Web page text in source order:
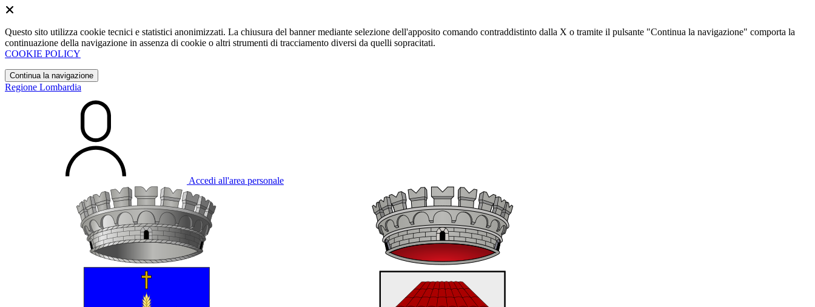
Questo sito utilizza cookie tecnici e statistici anonimizzati. La chiusura del banner mediante selezione dell'apposito comando contraddistinto dalla X o tramite il pulsante "Continua la navigazione" comporta la
continuazione della navigazione in assenza di cookie o altri strumenti di tracciamento diversi da quelli sopracitati.
COOKIE POLICY
Continua la navigazione
Regione Lombardia
Accedi all'area personale